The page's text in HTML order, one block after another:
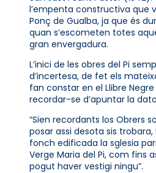
l’empenta constructiva que
Ponç de Gualba, ja que és
quan s’escometen totes
gran envergadura.
L’inici de les obres del Pi
d’incertesa, de fet els
fan constar en el Llibre
recordar-se d’apuntar la
“Sien recordants los Obrers
posar assi desota sis
fonch edificada la sglesia
Verge Maria del Pi, com fins
pogut haver vestigi ningu”.